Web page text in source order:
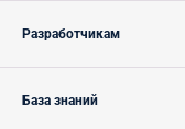
Разработчикам
База знаний